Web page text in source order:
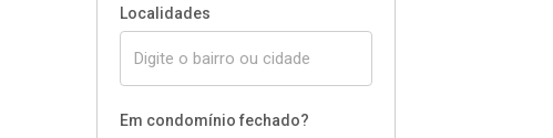
Localidades
Em condomínio fechado?